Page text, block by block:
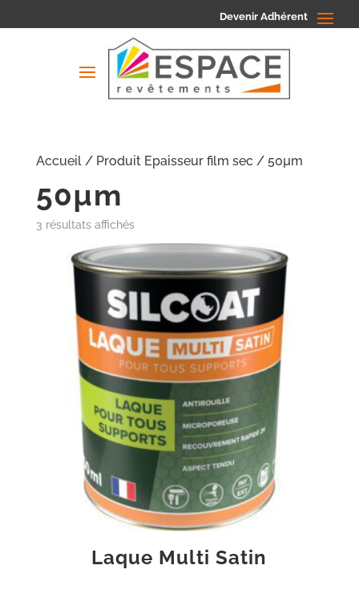
Devenir Adhérent
Accueil/ Produit Epaisseur film sec / 50µm
50µm
3 résultats affichés
Laque Multi Satin